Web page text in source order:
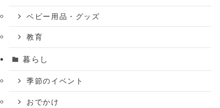
ベビー用品・グッズ
教育
暮らし
季節のイベント
おでかけ